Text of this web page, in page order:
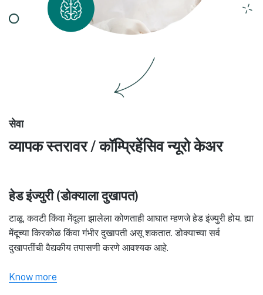
सेवा
व्यापक स्तरावर / कॉम्प्रिहेंसिव न्यूरो केअर
हेड इंज्युरी (डोक्याला दुखापत)
टाळू, कवटी किंवा मेंदूला झालेला कोणताही आघात म्हणजे हेड इंज्युरी होय. ह्या
मेंदूच्या किरकोळ किंवा गंभीर दुखापती असू शकतात. डोक्याच्या सर्व
दुखापतींची वैद्यकीय तपासणी करणे आवश्यक आहे.
Know more